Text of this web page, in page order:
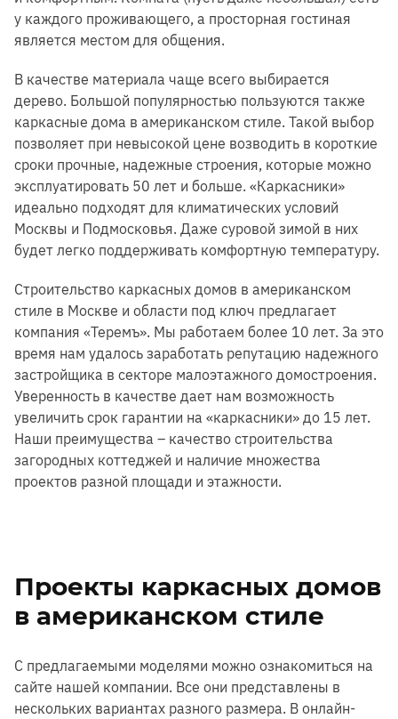
у каждого проживающего, а просторная гостиная
является местом для общения.
В качестве материала чаще всего выбирается
дерево. Большой популярностью пользуются также
каркасные дома в американском стиле. Такой выбор
позволяет при невысокой цене возводить в короткие
сроки прочные, надежные строения, которые можно
эксплуатировать 50 лет и больше. «Каркасники»
идеально подходят для климатических условий
Москвы и Подмосковья. Даже суровой зимой в них
будет легко поддерживать комфортную температуру.
Строительство каркасных домов в американском
стиле в Москве и области под ключ предлагает
компания «Теремъ». Мы работаем более 10 лет. За это
время нам удалось заработать репутацию надежного
застройщика в секторе малоэтажного домостроения.
Уверенность в качестве дает нам возможность
увеличить срок гарантии на «каркасники» до 15 лет.
Наши преимущества – качество строительства
загородных коттеджей и наличие множества
проектов разной площади и этажности.
Проекты каркасных домов
в американском стиле
С предлагаемыми моделями можно ознакомиться на
сайте нашей компании. Все они представлены в
нескольких вариантах разного размера. В онлайн-